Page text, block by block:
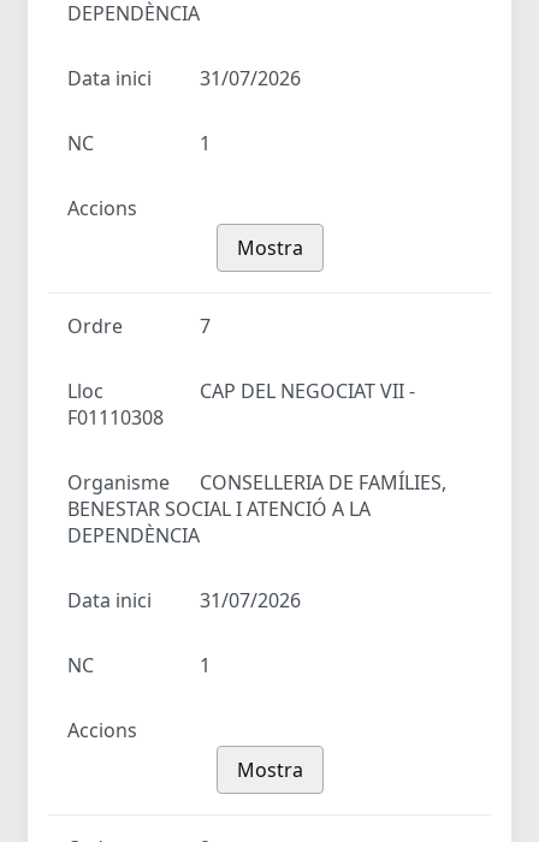
DEPENDÈNCIA
Data inici 31/07/2026
NC 1
Accions
Mostra
Ordre 7
Lloc
CAP DEL NEGOCIAT VII -
F01110308
Organisme
CONSELLERIA DE FAMÍLIES,
BENESTAR SOCIAL I ATENCIÓ A LA
DEPENDÈNCIA
Data inici 31/07/2026
NC 1
Accions
Mostra